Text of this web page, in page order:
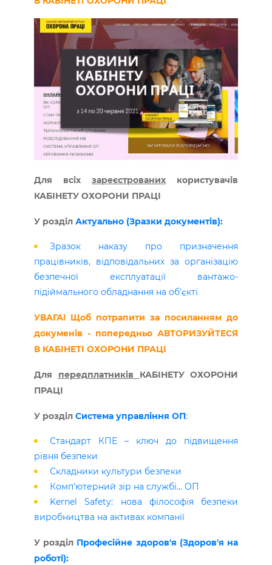
Для всіхзареєстрованих користувачів
КАБІНЕТУ ОХОРОНИ ПРАЦІ
У розділ Актуально (Зразки документів):
Зразок наказу про призначення
працівників, відповідальних за організацію
безпечної експлуатації вантажо-
підіймального обладнання на об'єкті
УВАГА! Щоб потрапити за посиланням до
докуменів - попередньо АВТОРИЗУЙТЕСЯ
В КАБІНЕТІ ОХОРОНИ ПРАЦІ
Для передплатників КАБІНЕТУ ОХОРОНИ
ПРАЦІ
У розділ Система управління ОП:
Стандарт КПЕ – ключ до підвищення
рівня безпеки
Складники культури безпеки
Комп’ютерний зір на службі... ОП
Kernel Safety: нова філософія безпеки
виробництва на активах компанії
У розділ Професійне здоров'я (Здоров'я на
роботі):